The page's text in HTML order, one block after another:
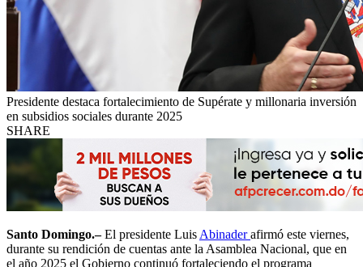
Presidente destaca fortalecimiento de Supérate y millonaria inversión
en subsidios sociales durante 2025
SHARE
Santo Domingo.–El presidente Luis Abinaderafirmó este viernes,
durante su rendición de cuentas ante la Asamblea Nacional, que en
el año 2025 el Gobierno continuó fortaleciendo el programa